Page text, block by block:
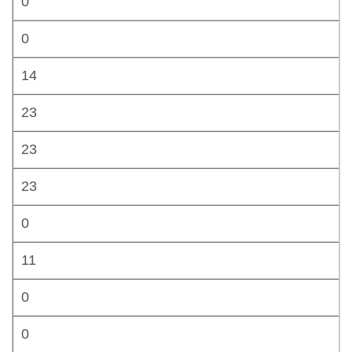
0
14
23
23
23
0
11
0
0